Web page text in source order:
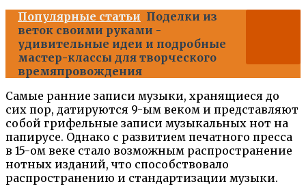
Популярные статьи Поделки из
веток своими руками -
удивительные идеи и подробные
мастер-классы для творческого
времяпровождения
Самые ранние записи музыки, хранящиеся до
сих пор, датируются 9-ым веком и представляют
собой грифельные записи музыкальных нот на
папирусе. Однако с развитием печатного пресса
в 15-ом веке стало возможным распространение
нотных изданий, что способствовало
распространению и стандартизации музыки.